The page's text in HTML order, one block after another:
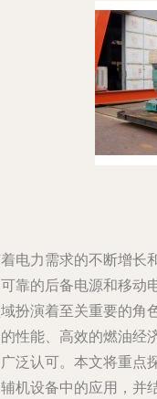
电力需求的不断增长
靠的后备电源和移动
扮演着至关重要的角
性能、高效的燃油经
泛认可。本文将重点
机设备中的应用，并